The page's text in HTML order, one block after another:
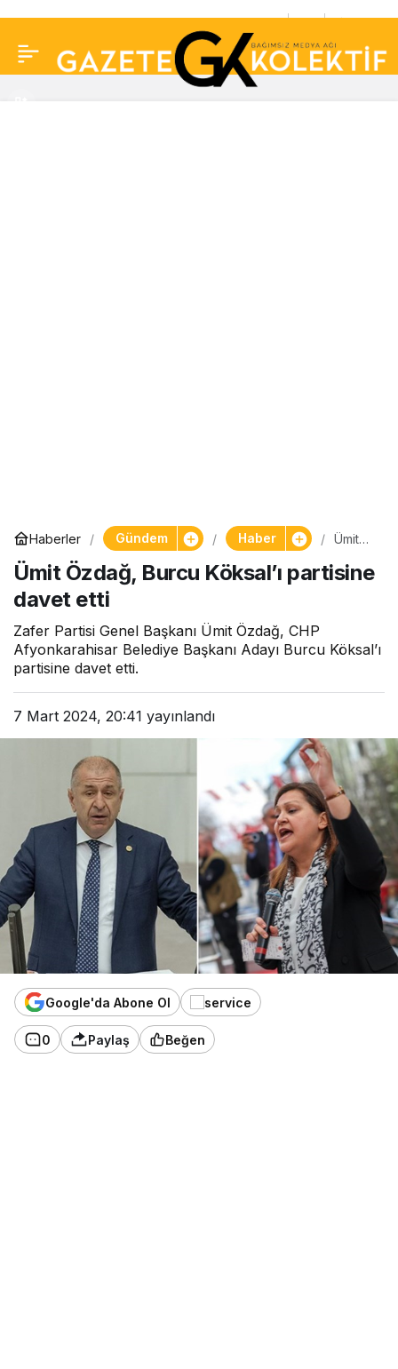
Haberler Gündem Haber
Ümit
, Burcu
Köksal’
davet
etti
Ümit Özdağ, Burcu Köksal’ı partisine
davet etti
Zafer Partisi Genel Başkanı Ümit Özdağ, CHP
Afyonkarahisar Belediye Başkanı Adayı Burcu Köksal’ı
partisine davet etti.
7 Mart 2024, 20:41 yayınlandı
Google'da Abone Ol
0 Paylaş Beğen
CHP’nin pankartlarını